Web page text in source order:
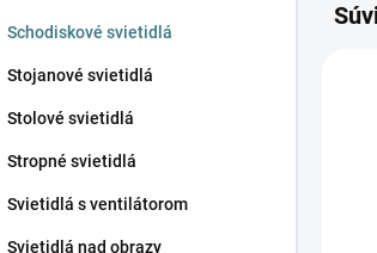
Schodiskové svietidlá
Stojanové svietidlá
Stolové svietidlá
Stropné svietidlá
Svietidlá s ventilátorom
Svietidlá nad obrazy